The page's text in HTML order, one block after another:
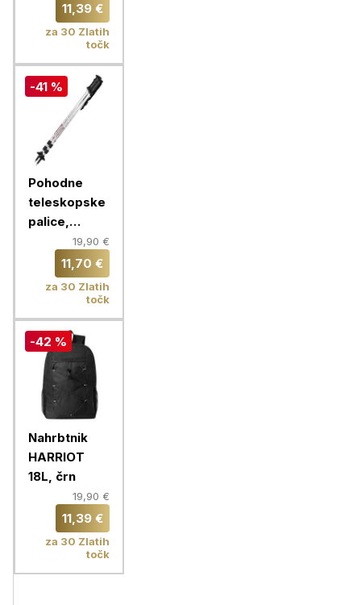
11,39 €
za 30 Zlatih
točk
-41 %
Pohodne
teleskopske
palice,
srebrne19,90 €
11,70 €
za 30 Zlatih
točk
-42 %
Nahrbtnik
HARRIOT
18L, črn
19,90 €
11,39 €
za 30 Zlatih
točk